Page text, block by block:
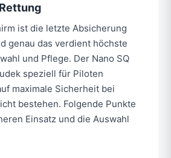
ist die letzte Absicherung
genau das verdient höchste
und Pflege. Der Nano SQ
speziell für Piloten
maximale Sicherheit bei
bestehen. Folgende Punkte
Einsatz und die Auswahl